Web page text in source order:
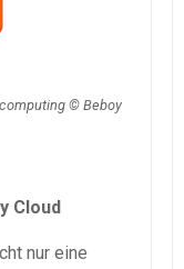
© Beboy
Cloud
nur eine